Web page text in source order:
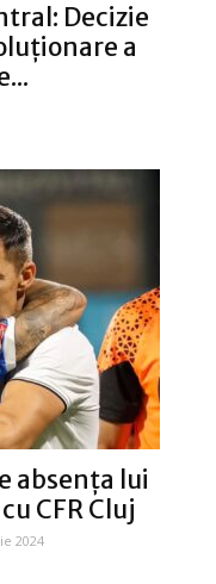
Decizie
a
absenţa lui
CFR Cluj
2024